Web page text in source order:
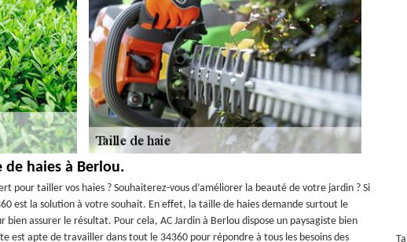
de haies à Berlou.
pour tailler vos haies ? Souhaiterez-vous d’améliorer la beauté de votre jardin ? Si
est la solution à votre souhait. En effet, la taille de haies demande surtout le
bien assurer le résultat. Pour cela, AC Jardin à Berlou dispose un paysagiste bien
est apte de travailler dans tout le 34360 pour répondre à tous les besoins des